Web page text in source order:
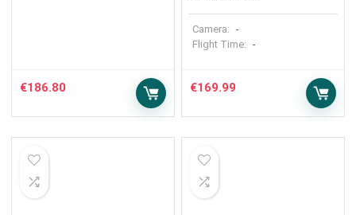
€186.80
Camera: -
Flight Time: -
€169.99